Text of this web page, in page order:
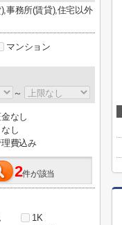
事務所(賃貸),住宅以外
マンション
～
なし
し
費込み
2件が該当
1K